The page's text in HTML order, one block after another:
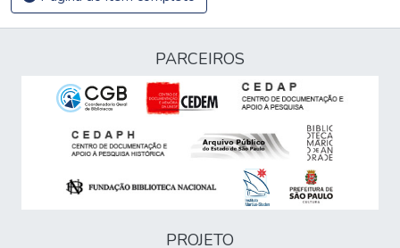
PARCEIROS
PROJETO